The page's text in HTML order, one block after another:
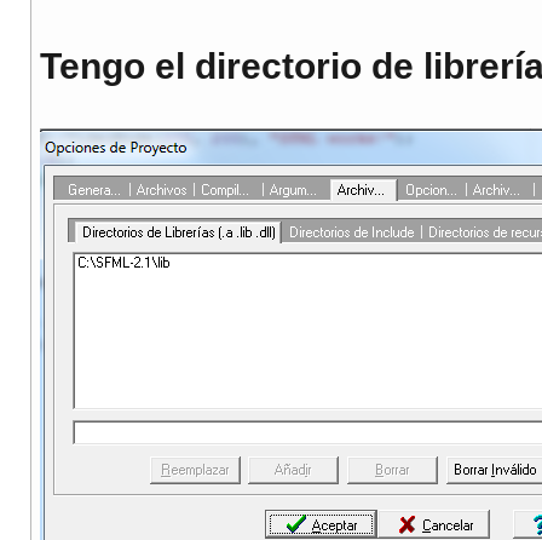
Tengo el directorio de